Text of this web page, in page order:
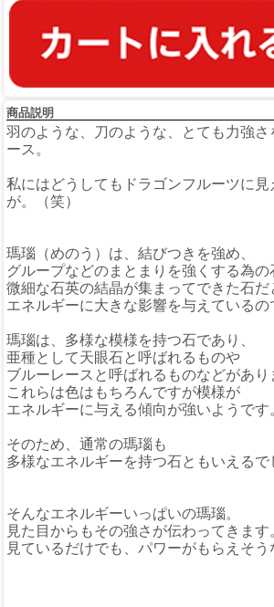
商品説明
羽のような、刀のような、とても力強
ース。
私にはどうしてもドラゴンフルーツに見
が。（笑）
瑪瑙（めのう）は、結びつきを強め、
グループなどのまとまりを強くする為の
微細な石英の結晶が集まってできた石だ
エネルギーに大きな影響を与えているの
瑪瑙は、多様な模様を持つ石であり、
亜種として天眼石と呼ばれるものや
ブルーレースと呼ばれるものなどがあり
これらは色はもちろんですが模様が
エネルギーに与える傾向が強いようです
そのため、通常の瑪瑙も
多様なエネルギーを持つ石ともいえるで
そんなエネルギーいっぱいの瑪瑙。
見た目からもその強さが伝わってきます
見ているだけでも、パワーがもらえそう